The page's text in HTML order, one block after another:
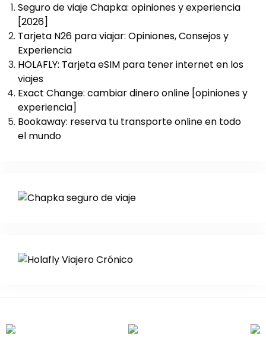
Seguro de viaje Chapka: opiniones y experiencia
[2026]
Tarjeta N26 para viajar: Opiniones, Consejos y
Experiencia
HOLAFLY: Tarjeta eSIM para tener internet en los
viajes
Exact Change: cambiar dinero online [opiniones y
experiencia]
Bookaway: reserva tu transporte online en todo
el mundo